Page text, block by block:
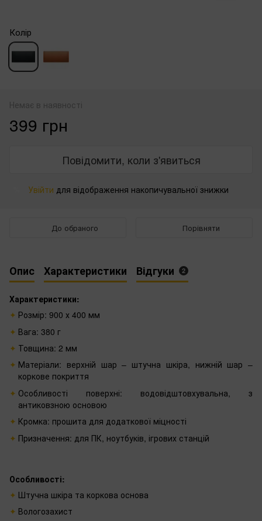
Колір
Немає в наявності
399 грн
Повідомити, коли з'явиться
Увійти для відображення накопичувальної знижки
До обраного Порівняти
Опис Характеристики Відгуки 2
Характеристики:
Розмір: 900 х 400 мм
Вага: 380 г
Товщина: 2 мм
Матеріали: верхній шар – штучна шкіра, нижній шар –
коркове покриття
Особливості поверхні: водовідштовхувальна, з
антиковзною основою
Кромка: прошита для додаткової міцності
Призначення: для ПК, ноутбуків, ігрових станцій
Особливості:
Штучна шкіра та коркова основа
Вологозахист